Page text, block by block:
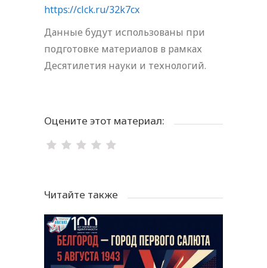
https://clck.ru/32k7cx
Данные будут использованы при
подготовке материалов в рамках
Десятилетия науки и технологий.
Оцените этот материал:
Читайте также